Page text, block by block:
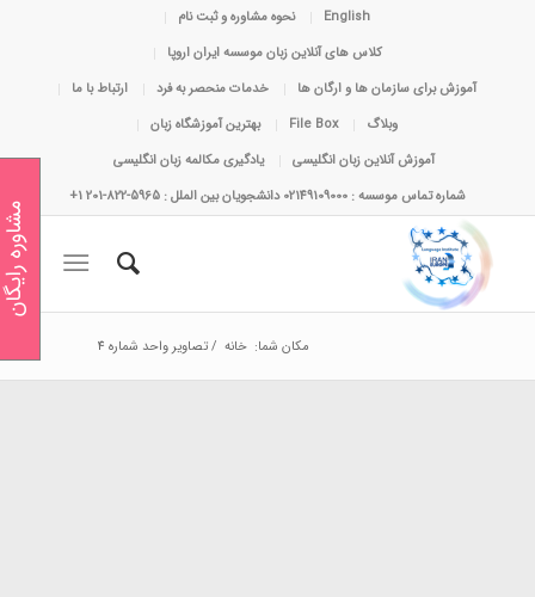
English
نحوه مشاوره و ثبت نام
کلاس های آنلاین زبان موسسه ایران اروپا
آموزش برای سازمان ها و ارگان ها
خدمات منحصر به فرد
ارتباط با ما
وبلاگ
File Box
بهترین آموزشگاه زبان
آموزش آنلاین زبان انگلیسی
یادگیری مکالمه زبان انگلیسی
شماره تماس موسسه : 02149109000 دانشجویان بین الملل : 5965-822-201 1+
مکان شما: خانه /تصاویر واحد شماره 4